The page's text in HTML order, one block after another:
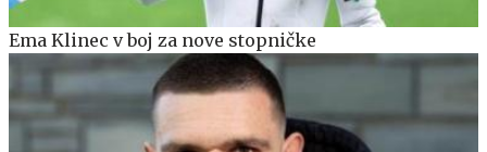
Ema Klinec v boj za nove stopničke